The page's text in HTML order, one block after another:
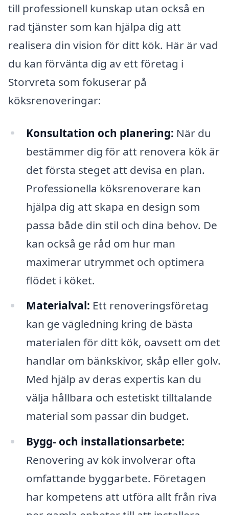
till professionell kunskap utan också en
rad tjänster som kan hjälpa dig att
realisera din vision för ditt kök. Här är vad
du kan förvänta dig av ett företag i
Storvreta som fokuserar på
köksrenoveringar:
Konsultation och planering: När du
bestämmer dig för att renovera kök är
det första steget att devisa en plan.
Professionella köksrenoverare kan
hjälpa dig att skapa en design som
passa både din stil och dina behov. De
kan också ge råd om hur man
maximerar utrymmet och optimera
flödet i köket.
Materialval: Ett renoveringsföretag
kan ge vägledning kring de bästa
materialen för ditt kök, oavsett om det
handlar om bänkskivor, skåp eller golv.
Med hjälp av deras expertis kan du
välja hållbara och estetiskt tilltalande
material som passar din budget.
Bygg- och installationsarbete:
Renovering av kök involverar ofta
omfattande byggarbete. Företagen
har kompetens att utföra allt från riva